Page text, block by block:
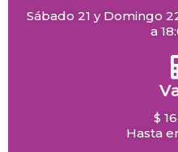
Sábado 21 y Domingo
a
$
Hasta